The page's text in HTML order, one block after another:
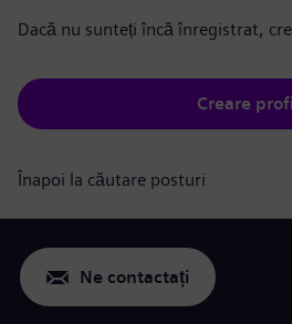
Dacă nu sunteți încă înregistrat,
Creare
Înapoi la căutare posturi
Ne contactați